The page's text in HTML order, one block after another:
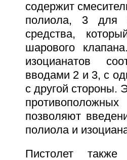
содержит
полиола, 3 для
средства,
шарового
изоцианатов
вводами 2 и 3, с
с другой стороны.
позволяют
полиола и
Пистолет